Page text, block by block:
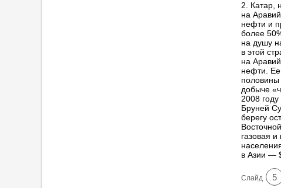
2. Катар,
на
нефти и
более
на душу
в этой
на
нефти. Ее
добыче
2008
Бруней
берегу
газовая
в Азии —
Cлайд 5